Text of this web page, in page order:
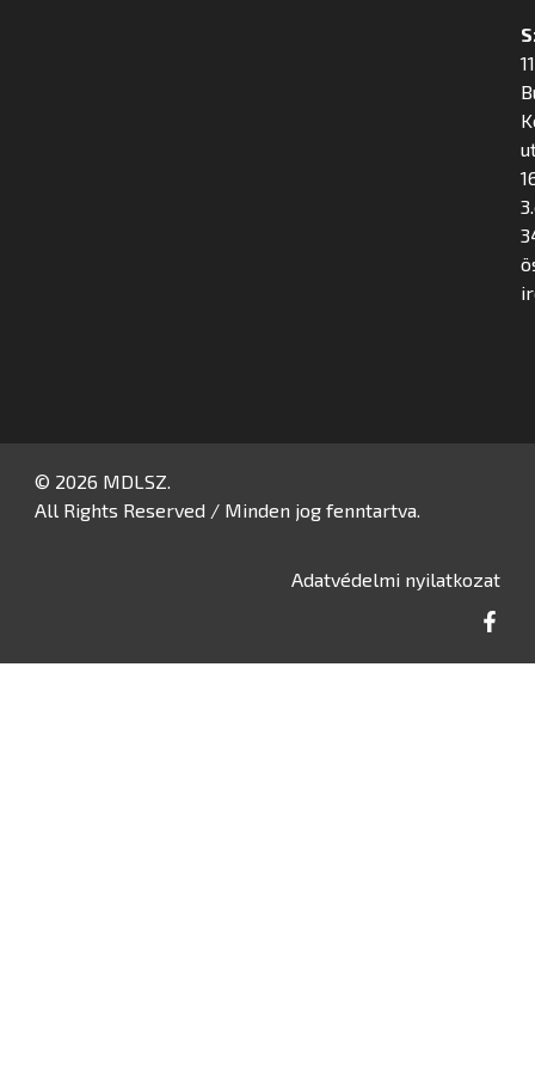
© 2026 MDLSZ.
All Rights Reserved / Minden jog fenntartva.
Adatvédelmi nyilatkozat